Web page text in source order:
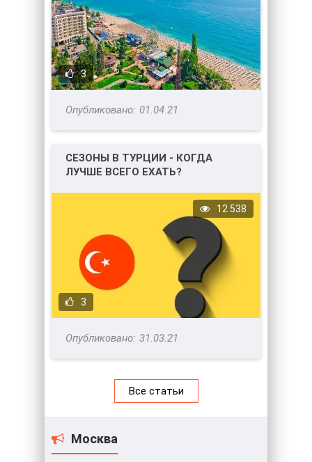
3
01.04.21
СЕЗОНЫ В ТУРЦИИ - КОГДА
ЛУЧШЕ ВСЕГО ЕХАТЬ?
3
12 538
31.03.21
Все статьи
Москва